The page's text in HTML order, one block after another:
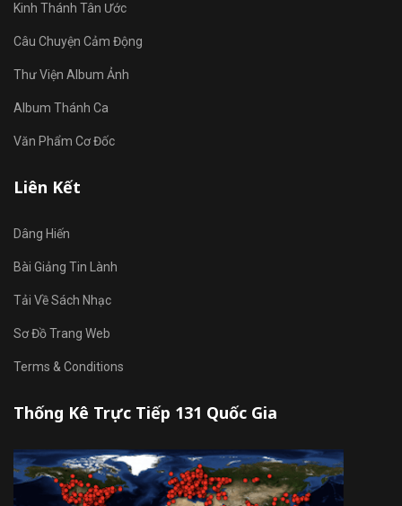
Kinh Thánh Tân Ước
Câu Chuyện Cảm Động
Thư Viện Album Ảnh
Album Thánh Ca
Văn Phẩm Cơ Đốc
Liên Kết
Dâng Hiến
Bài Giảng Tin Lành
Tải Về Sách Nhạc
Sơ Đồ Trang Web
Terms & Conditions
Thống Kê Trực Tiếp 131 Quốc Gia